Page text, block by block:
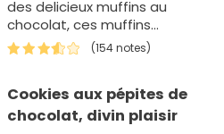
des delicieux muffins au
chocolat, ces muffins
seront d'une couleur dorée,
trés faciles à faire elle
(154 notes)
Cookies aux pépites de
chocolat, divin plaisir